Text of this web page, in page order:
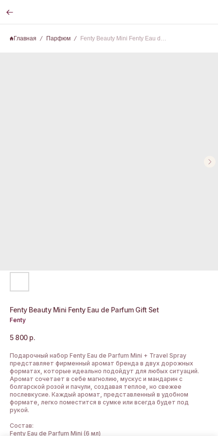
Главная Парфюм Fenty Beauty Mini Fenty Eau de Parfum Gift Set
Fenty Beauty Mini Fenty Eau de Parfum Gift Set
Fenty
5 800 р.
Подарочный набор Fenty Eau de Parfum Mini + Travel Spray
представляет фирменный аромат бренда в двух дорожных
форматах, которые идеально подойдут для любых ситуаций.
Аромат сочетает в себе магнолию, мускус и мандарин с
болгарской розой и пачули, создавая теплое, но свежее
послевкусие. Каждый аромат, представленный в удобном
формате, легко поместится в сумке или всегда будет под
рукой.
Состав:
Fenty Eau de Parfum Mini (6 мл)